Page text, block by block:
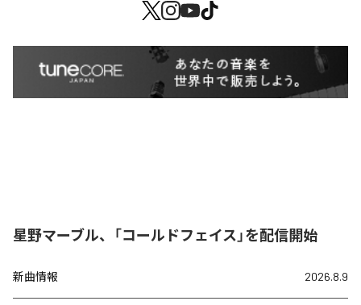
星野マーブル、「コールドフェイス」を配信開始
新曲情報 2026.8.9